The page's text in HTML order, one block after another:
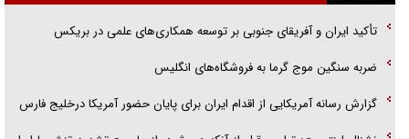
گفتگوی دکتر اخوان مدیرمسئول روزنامه جوان با برنامه تلویزیونی «نبرد
هرمز»
امام حسین (ع) کشته سیرت‌های عصر جاهلی شد
فریاد‌ها و ناله‌های دوستان مبارزدلم را آتش می‌زد
تأکید ایران و آفریقای جنوبی بر توسعه همکاری‌های علمی در بریکس
ضربه سنگین موج گرما به فروشگاه‌های انگلیس
گزارش رسانه آمریکایی از اقدام ایران برای پایان حضور آمریکا درخلیج فارس